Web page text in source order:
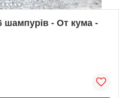
шампурів - От кума -